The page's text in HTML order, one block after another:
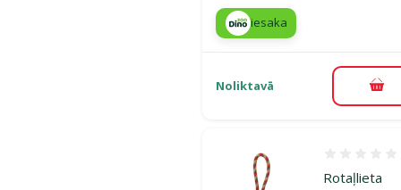
iesaka
Noliktavā
Rotaļlieta